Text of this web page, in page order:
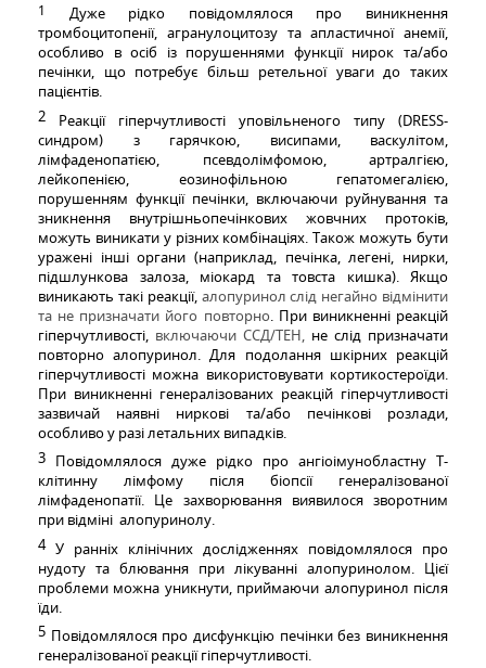
1 Дуже рідко повідомлялося про виникнення
тромбоцитопенії, агранулоцитозу та апластичної анемії,
особливо в осіб із порушеннями функції нирок та/або
печінки, що потребує більш ретельної уваги до таких
пацієнтів.
2 Реакції гіперчутливості уповільненого типу (DRESS-
синдром) з гарячкою, висипами, васкулітом,
лімфаденопатією, псевдолімфомою, артралгією,
лейкопенією, еозинофільною гепатомегалією,
порушенням функції печінки, включаючи руйнування та
зникнення внутрішньопечінкових жовчних протоків,
можуть виникати у різних комбінаціях. Також можуть бути
уражені інші органи (наприклад, печінка, легені, нирки,
підшлункова залоза, міокард та товста кишка). Якщо
виникають такі реакції, алопуринол слід негайно відмінити
та не призначати його повторно. При виникненні реакцій
гіперчутливості, включаючи ССД/ТЕН, не слід призначати
повторно алопуринол. Для подолання шкірних реакцій
гіперчутливості можна використовувати кортикостероїди.
При виникненні генералізованих реакцій гіперчутливості
зазвичай наявні ниркові та/або печінкові розлади,
особливо у разі летальних випадків.
3 Повідомлялося дуже рідко про ангіоімунобластну Т-
клітинну лімфому після біопсії генералізованої
лімфаденопатії. Це захворювання виявилося зворотним
при відміні алопуринолу.
4 У ранніх клінічних дослідженнях повідомлялося про
нудоту та блювання при лікуванні алопуринолом. Цієї
проблеми можна уникнути, приймаючи алопуринол після
їди.
5 Повідомлялося про дисфункцію печінки без виникнення
генералізованої реакції гіперчутливості.